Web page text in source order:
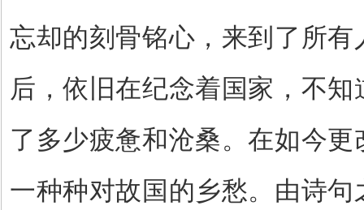
忘却的刻骨铭心，来到了所
后，依旧在纪念着国家，不
了多少疲惫和沧桑。在如今
一种种对故国的乡愁。由诗